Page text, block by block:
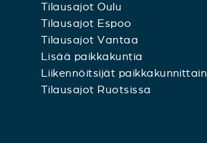
Tilausajot Oulu
Tilausajot Espoo
Tilausajot Vantaa
Lisää paikkakuntia
Liikennöitsijät paikkakunnittain
Tilausajot Ruotsissa